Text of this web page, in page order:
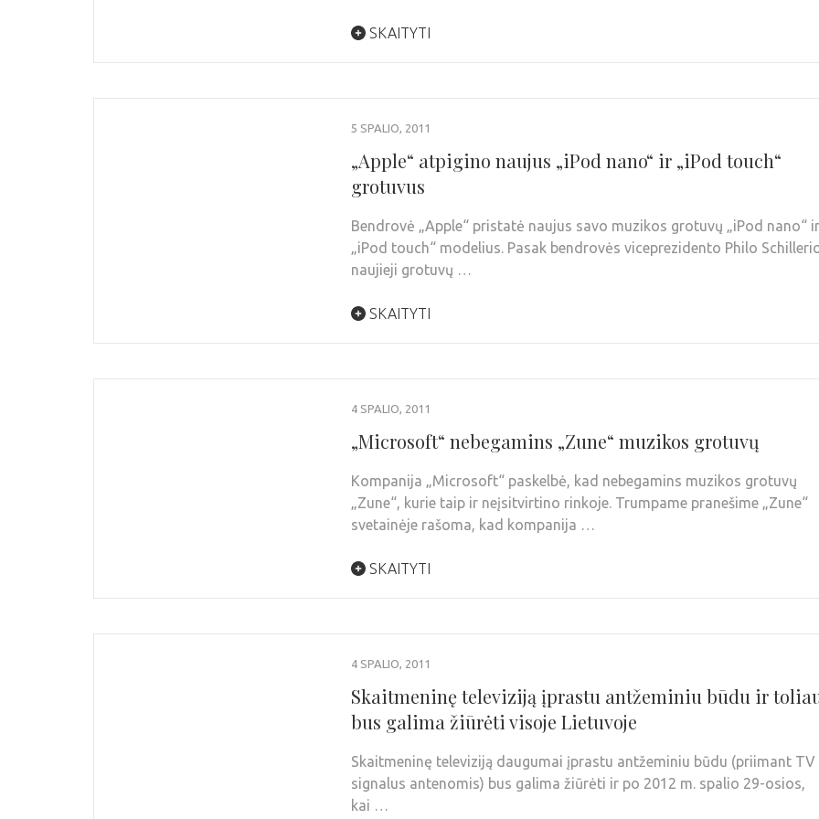
SKAITYTI
5 SPALIO, 2011
„Apple“ atpigino naujus „iPod nano“ ir „iPod touch“
grotuvus
Bendrovė „Apple“ pristatė naujus savo muzikos grotuvų „iPod nano“ ir
„iPod touch“ modelius. Pasak bendrovės viceprezidento Philo
naujieji grotuvų …
SKAITYTI
4 SPALIO, 2011
„Microsoft“ nebegamins „Zune“ muzikos grotuvų
Kompanija „Microsoft“ paskelbė, kad nebegamins muzikos grotuvų
„Zune“, kurie taip ir neįsitvirtino rinkoje. Trumpame pranešime „Zune“
svetainėje rašoma, kad kompanija …
SKAITYTI
4 SPALIO, 2011
Skaitmeninę televiziją įprastu antžeminiu būdu ir
bus galima žiūrėti visoje Lietuvoje
Skaitmeninę televiziją daugumai įprastu antžeminiu būdu (priimant TV
signalus antenomis) bus galima žiūrėti ir po 2012 m. spalio 29-osios,
kai …